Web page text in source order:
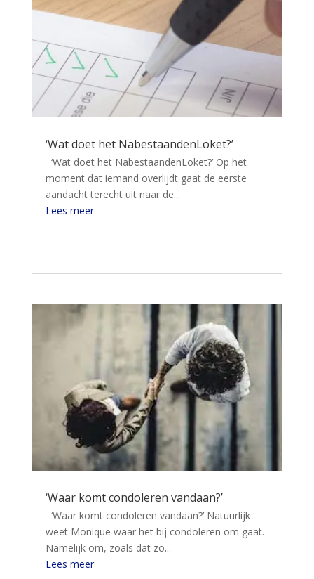
‘Wat doet het NabestaandenLoket?’
‘Wat doet het NabestaandenLoket?’ Op het
moment dat iemand overlijdt gaat de eerste
aandacht terecht uit naar de...
Lees meer
‘Waar komt condoleren vandaan?’
‘Waar komt condoleren vandaan?’ Natuurlijk
weet Monique waar het bij condoleren om gaat.
Namelijk om, zoals dat zo...
Lees meer